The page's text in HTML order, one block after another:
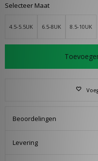
Selecteer Maat
4.5-5.5UK 6.5-8UK 8.5-10UK
Beoordelingen
Levering